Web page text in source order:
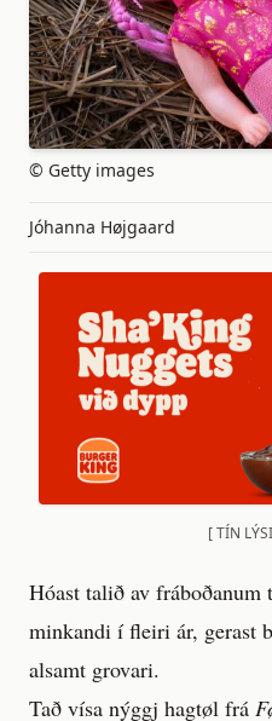
© Getty images
Jóhanna Højgaard
[ TÍN
Hóast talið av
minkandi í fleiri ár, gerast
alsamt grovari.
Tað vísa nýggj hagtøl frá